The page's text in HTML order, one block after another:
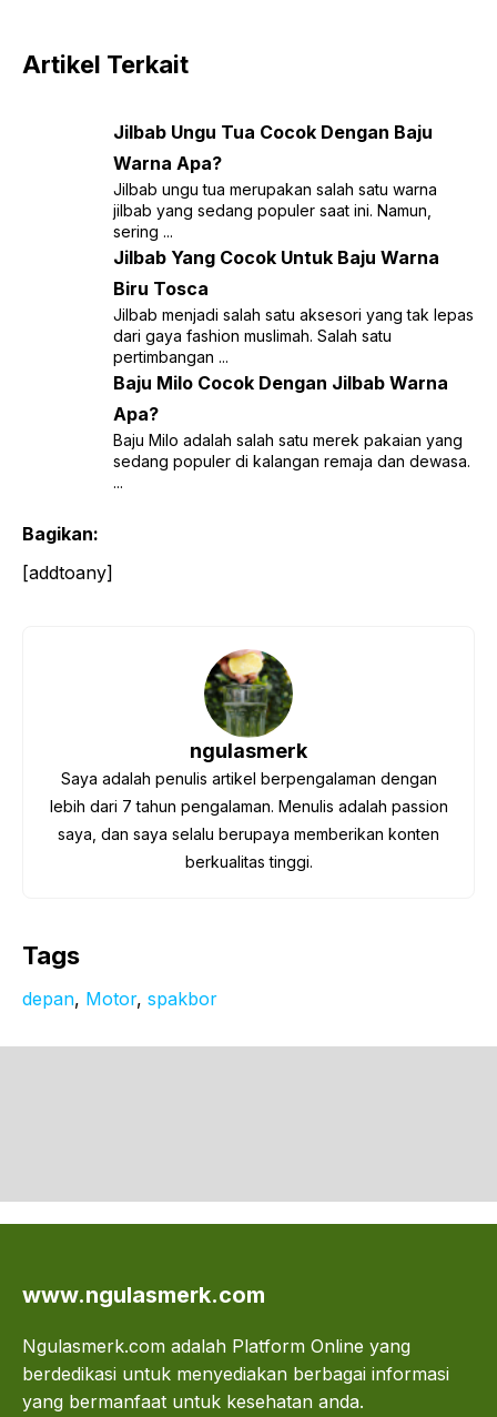
Artikel Terkait
Jilbab Ungu Tua Cocok Dengan Baju
Warna Apa?
Jilbab ungu tua merupakan salah satu warna
jilbab yang sedang populer saat ini. Namun,
sering ...
Jilbab Yang Cocok Untuk Baju Warna
Biru Tosca
Jilbab menjadi salah satu aksesori yang tak lepas
dari gaya fashion muslimah. Salah satu
pertimbangan ...
Baju Milo Cocok Dengan Jilbab Warna
Apa?
Baju Milo adalah salah satu merek pakaian yang
sedang populer di kalangan remaja dan dewasa.
...
Bagikan:
[addtoany]
ngulasmerk
Saya adalah penulis artikel berpengalaman dengan
lebih dari 7 tahun pengalaman. Menulis adalah passion
saya, dan saya selalu berupaya memberikan konten
berkualitas tinggi.
Tags
depan, Motor, spakbor
www.ngulasmerk.com
Ngulasmerk.com adalah Platform Online yang
berdedikasi untuk menyediakan berbagai informasi
yang bermanfaat untuk kesehatan anda.